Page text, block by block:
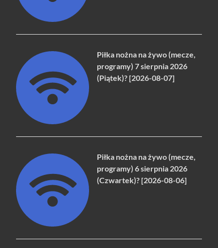
Piłka nożna na żywo (mecze,
programy) 7 sierpnia 2026
(Piątek)? [2026-08-07]
Piłka nożna na żywo (mecze,
programy) 6 sierpnia 2026
(Czwartek)? [2026-08-06]